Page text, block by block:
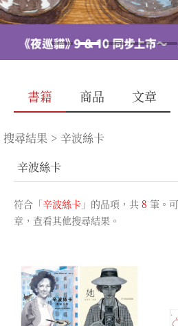
書籍 商品 文章
搜尋結果 > 辛波絲卡
符合「辛波絲卡 」的品項，共 8 筆。
章，查看其他搜尋結果。